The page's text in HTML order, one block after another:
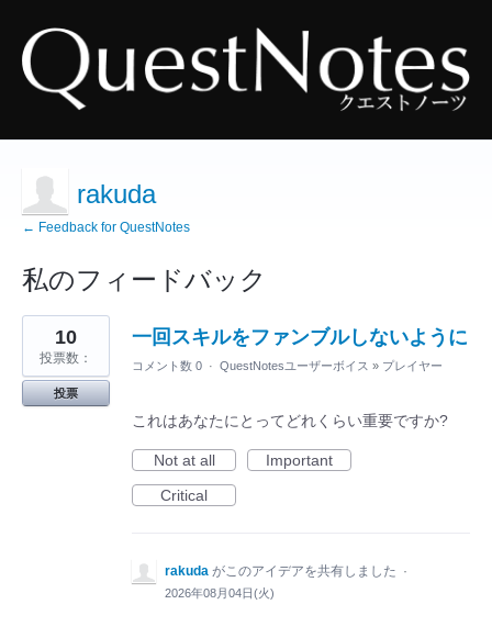
rakuda
← Feedback for QuestNotes
私のフィードバック
14
っ
た
一回スキルをファンブルしないように
10
投票数：
投票
コメント数 0 · QuestNotesユーザーボイス » プレイヤー
これはあなたにとってどれくらい重要ですか?
Not at all
Important
Critical
rakuda がこのアイデアを共有しました ·
2026年08月04日(火)